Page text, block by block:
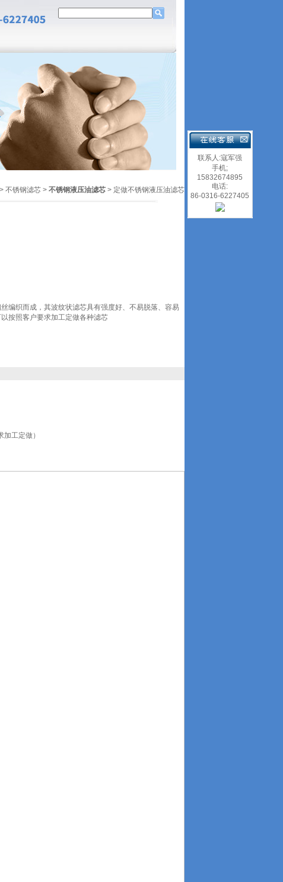
不锈钢滤芯> 不锈钢液压油滤芯> 定做不锈钢液压油滤芯
编织而成，其波纹状滤芯具有强度好、不易脱落、容易
按照客户要求加工定做各种滤芯
工定做）
联系人:寇军强
手机;
15832674895
电话:
86-0316-6227405